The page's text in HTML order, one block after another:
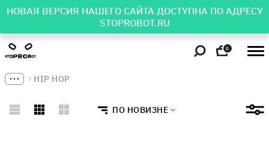
НОВАЯ ВЕРСИЯ НАШЕГО САЙТА ДОСТУПНА ПО АДРЕСУ
STOPROBOT.RU
0
HIP HOP
ПО НОВИЗНЕ